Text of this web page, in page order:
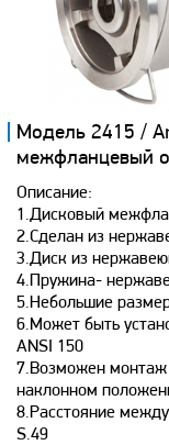
Модель 2415 /
межфланцевый
Описание:
1.Дисковый
2.Сделан из
3.Диск из
4.Пружина-
5.Небольшие
6.Может быть
ANSI 150
7.Возможeн монтаж
наклонном
8.Расстояние
S.49